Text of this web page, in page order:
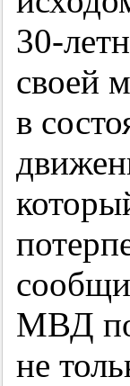
30-
своей
в
МВД
не